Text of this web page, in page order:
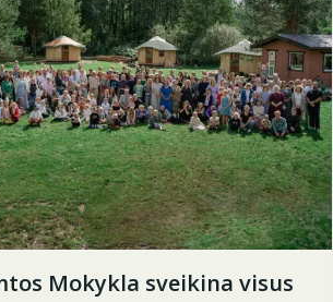
Mokykla sveikina visus